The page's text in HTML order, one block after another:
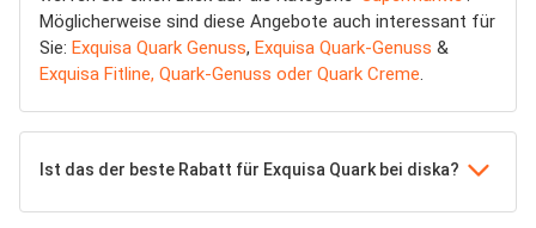
Möglicherweise sind diese Angebote auch interessant für
Sie: Exquisa Quark Genuss, Exquisa Quark-Genuss &
Exquisa Fitline, Quark-Genuss oder Quark Creme.
Ist das der beste Rabatt für Exquisa Quark bei diska?